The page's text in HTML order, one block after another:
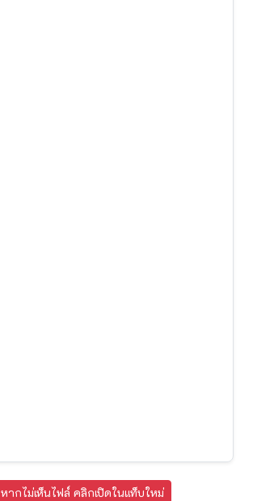
หากไม่เห็นไฟล์ คลิกเปิดในแท็บใหม่